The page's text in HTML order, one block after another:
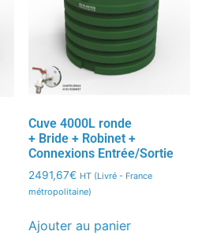
Cuve 4000L ronde
+ Bride + Robinet +
Connexions Entrée/Sortie
2491,67€ HT (Livré - France
métropolitaine)
Ajouter au panier